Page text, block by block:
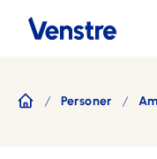
Personer